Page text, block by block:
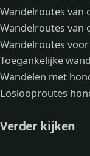
Wandelroutes van
Wandelroutes van
Wandelroutes
Toegankelijke
Wandelen met
Loslooproutes
Verder kijken